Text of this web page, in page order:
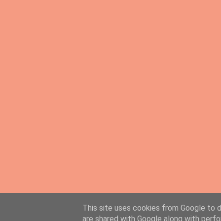
- FREE Website Submission
This site uses cookies from Google to
are shared with Google along with